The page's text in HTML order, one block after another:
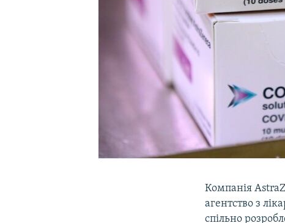
Компанія
агентство з
спільно